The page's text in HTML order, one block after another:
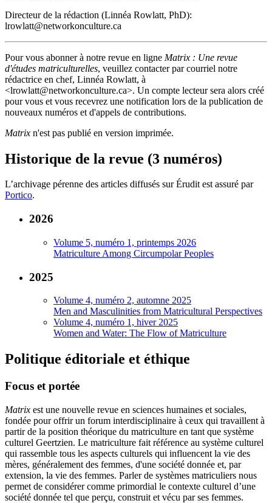
Directeur de la rédaction (Linnéa Rowlatt, PhD):
lrowlatt@networkonculture.ca
Pour vous abonner à notre revue en ligne Matrix : Une revue
d'études matriculturelles, veuillez contacter par courriel notre
rédactrice en chef, Linnéa Rowlatt, à
<lrowlatt@networkonculture.ca>. Un compte lecteur sera alors créé
pour vous et vous recevrez une notification lors de la publication de
nouveaux numéros et d'appels de contributions.
Matrix n'est pas publié en version imprimée.
Historique de la revue (3 numéros)
L’archivage pérenne des articles diffusés sur Érudit est assuré par
Portico.
2026
Volume 5, numéro 1, printemps 2026
Matriculture Among Circumpolar Peoples
2025
Volume 4, numéro 2, automne 2025
Men and Masculinities from Matricultural Perspectives
Volume 4, numéro 1, hiver 2025
Women and Water: The Flow of Matriculture
Politique éditoriale et éthique
Focus et portée
Matrix est une nouvelle revue en sciences humaines et sociales,
fondée pour offrir un forum interdisciplinaire à ceux qui travaillent à
partir de la position théorique du matriculture en tant que système
culturel Geertzien. Le matriculture fait référence au système culturel
qui rassemble tous les aspects culturels qui influencent la vie des
mères, généralement des femmes, d'une société donnée et, par
extension, la vie des femmes. Parler de systèmes matriculiers nous
permet de considérer comme primordial le contexte culturel d’une
société donnée tel que perçu, construit et vécu par ses femmes.